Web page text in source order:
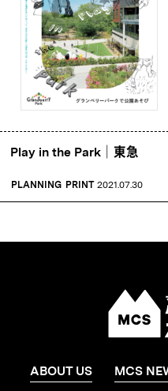
Play in the Park｜東急
PLANNING PRINT 2021.07.30
ABOUT US MCS